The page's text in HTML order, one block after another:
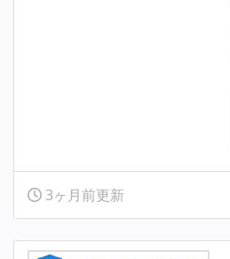
3ヶ月前更新